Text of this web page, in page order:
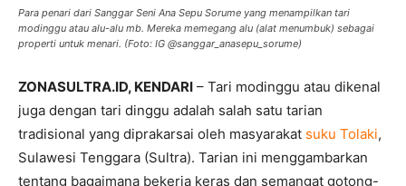
Para penari dari Sanggar Seni Ana Sepu Sorume yang menampilkan tari
modinggu atau alu-alu mb. Mereka memegang alu (alat menumbuk) sebagai
properti untuk menari. (Foto: IG @sanggar_anasepu_sorume)
ZONASULTRA.ID, KENDARI – Tari modinggu atau dikenal
juga dengan tari dinggu adalah salah satu tarian
tradisional yang diprakarsai oleh masyarakat suku Tolaki,
Sulawesi Tenggara (Sultra). Tarian ini menggambarkan
tentang bagaimana bekerja keras dan semangat gotong-